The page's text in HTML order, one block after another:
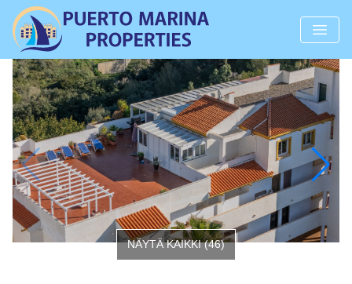
NÄYTÄ KAIKKI(46)